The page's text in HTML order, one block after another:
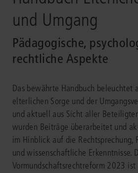
und Umgang
Pädagogische,
rechtliche Aspekte
Das bewährte Handbuch beleuchtet
elterlichen Sorge und der
und aktuell aus Sicht aller
wurden Beiträge überarbeitet und
im Hinblick auf die Rechtsprechung,
und wissenschaftliche Erkenntnisse.
Vormundschaftsrechtreform 2023